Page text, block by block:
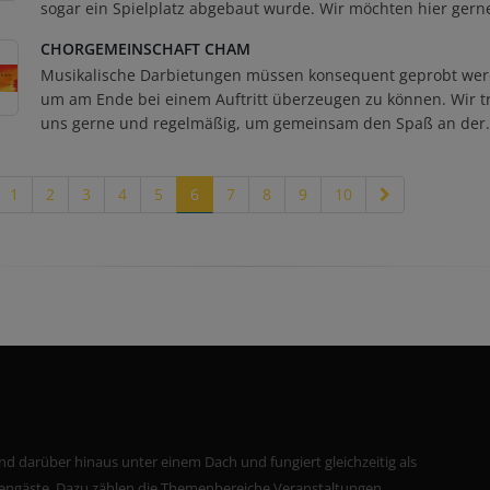
sogar ein Spielplatz abgebaut wurde. Wir möchten hier
CHORGEMEINSCHAFT CHAM
Musikalische Darbietungen müssen konsequent geprobt
um am Ende bei einem Auftritt überzeugen zu können. Wir
uns gerne und regelmäßig, um gemeinsam den Spaß an
1 2 3 4 5 6 7 8 9 10
darüber hinaus unter einem Dach und fungiert gleichzeitig als